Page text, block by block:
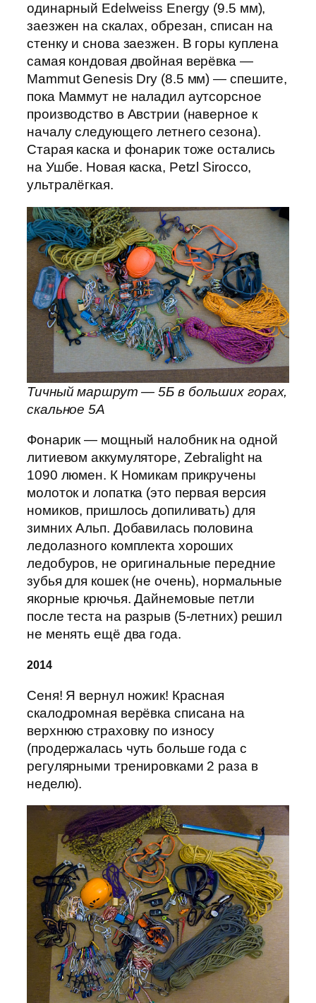
одинарный Edelweiss Energy (9.5 мм),
заезжен на скалах, обрезан, списан на
стенку и снова заезжен. В горы куплена
самая кондовая двойная верёвка —
Mammut Genesis Dry (8.5 мм) — спешите,
пока Маммут не наладил аутсорсное
производство в Австрии (наверное к
началу следующего летнего сезона).
Старая каска и фонарик тоже остались
на Ушбе. Новая каска, Petzl Sirocco,
ультралёгкая.
Тичный маршрут — 5Б в больших горах,
скальное 5А
Фонарик — мощный налобник на одной
литиевом аккумуляторе, Zebralight на
1090 люмен. К Номикам прикручены
молоток и лопатка (это первая версия
номиков, пришлось допиливать) для
зимних Альп. Добавилась половина
ледолазного комплекта хороших
ледобуров, не оригинальные передние
зубья для кошек (не очень), нормальные
якорные крючья. Дайнемовые петли
после теста на разрыв (5-летних) решил
не менять ещё два года.
2014
Сеня! Я вернул ножик! Красная
скалодромная верёвка списана на
верхнюю страховку по износу
(продержалась чуть больше года с
регулярными тренировками 2 раза в
неделю).